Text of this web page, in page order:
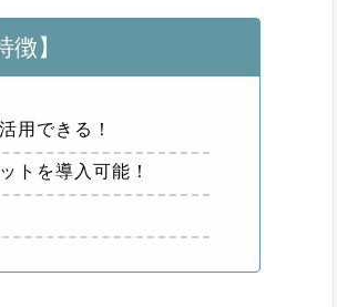
徴】
用できる！
トを導入可能！